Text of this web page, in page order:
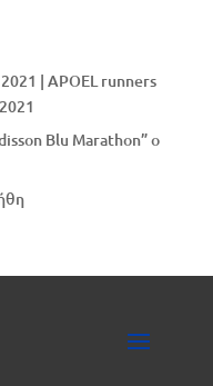
2021 | APOEL runners
Blu Marathon” ο